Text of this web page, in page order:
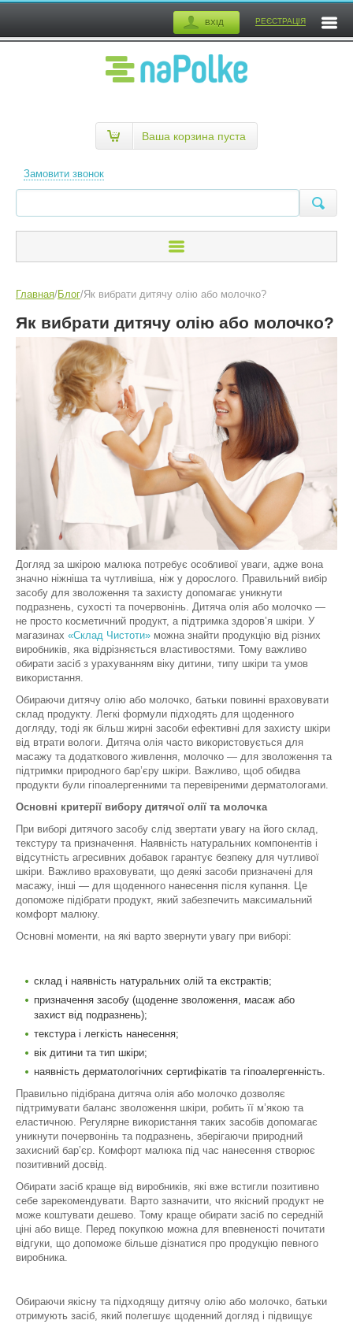
ВХІД РЕЄСТРАЦІЯ
Замовити звонок
Ваша корзина пуста
Главная/Блог/Як вибрати дитячу олію або молочко?
Як вибрати дитячу олію або молочко?
Догляд за шкірою малюка потребує особливої уваги, адже вона
значно ніжніша та чутливіша, ніж у дорослого. Правильний вибір
засобу для зволоження та захисту допомагає уникнути
подразнень, сухості та почервонінь. Дитяча олія або молочко —
не просто косметичний продукт, а підтримка здоров’я шкіри. У
магазинах «Склад Чистоти» можна знайти продукцію від різних
виробників, яка відрізняється властивостями. Тому важливо
обирати засіб з урахуванням віку дитини, типу шкіри та умов
використання.
Обираючи дитячу олію або молочко, батьки повинні враховувати
склад продукту. Легкі формули підходять для щоденного
догляду, тоді як більш жирні засоби ефективні для захисту шкіри
від втрати вологи. Дитяча олія часто використовується для
масажу та додаткового живлення, молочко — для зволоження та
підтримки природного бар’єру шкіри. Важливо, щоб обидва
продукти були гіпоалергенними та перевіреними дерматологами.
Основні критерії вибору дитячої олії та молочка
При виборі дитячого засобу слід звертати увагу на його склад,
текстуру та призначення. Наявність натуральних компонентів і
відсутність агресивних добавок гарантує безпеку для чутливої
шкіри. Важливо враховувати, що деякі засоби призначені для
масажу, інші — для щоденного нанесення після купання. Це
допоможе підібрати продукт, який забезпечить максимальний
комфорт малюку.
Основні моменти, на які варто звернути увагу при виборі:
склад і наявність натуральних олій та екстрактів;
призначення засобу (щоденне зволоження, масаж або
захист від подразнень);
текстура і легкість нанесення;
вік дитини та тип шкіри;
наявність дерматологічних сертифікатів та гіпоалергенність.
Правильно підібрана дитяча олія або молочко дозволяє
підтримувати баланс зволоження шкіри, робить її м’якою та
еластичною. Регулярне використання таких засобів допомагає
уникнути почервонінь та подразнень, зберігаючи природний
захисний бар’єр. Комфорт малюка під час нанесення створює
позитивний досвід.
Обирати засіб краще від виробників, які вже встигли позитивно
себе зарекомендувати. Варто зазначити, что якісний продукт не
може коштувати дешево. Тому краще обирати засіб по середній
ціні або вище. Перед покупкою можна для впевненості почитати
відгуки, що допоможе більше дізнатися про продукцію певного
виробника.
Обираючи якісну та підходящу дитячу олію або молочко, батьки
отримують засіб, який полегшує щоденний догляд і підвищує